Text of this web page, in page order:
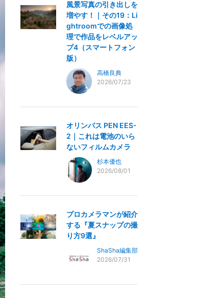
風景写真の引き出しを
増やす！｜その19：Li
ghtroomでの画像処
理で作品をレベルアッ
プ4（スマートフォン
版）
高橋良典
2026/07/23
オリンパス PEN EES-
2｜これは電池のいら
ないフィルムカメラ
杉本優也
2026/08/01
プロカメラマンが紹介
する『夏スナップの撮
り方9選』
ShaSha編集部
2026/07/31